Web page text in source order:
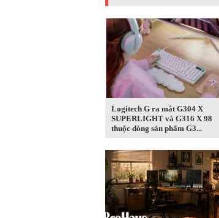
Logitech G ra mắt G304 X
SUPERLIGHT và G316 X 98
thuộc dòng sản phẩm G3...